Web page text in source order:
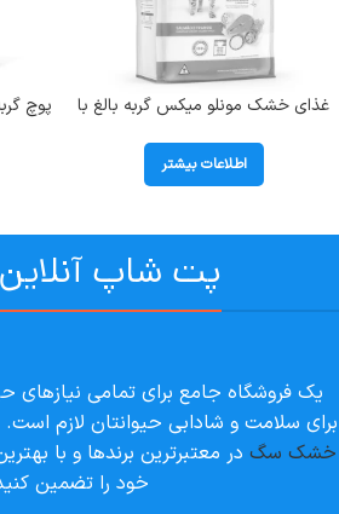
غذای خشک مونلو میکس گربه بالغ با
Mix) وزن 1 کیلوگرم (بسته بندی
اصلی)
اطلاعات بیشتر
پوچ
پت شاپ
یک فروشگاه جامع برای تمامی نیازهای
برای سلامت و شادابی حیوانتان لازم است.
خشک سگ در معتبرترین برندها و با
خود را تضمین